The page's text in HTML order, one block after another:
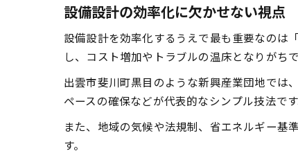
設備設計の効率化に欠かせない視点
設備設計を効率化するうえで最も重要なのは
し、コスト増加やトラブルの温床となりがちで
出雲市斐川町黒目のような新興産業団地では
ペースの確保などが代表的なシンプル技法です
また、地域の気候や法規制、省エネルギー基
す。